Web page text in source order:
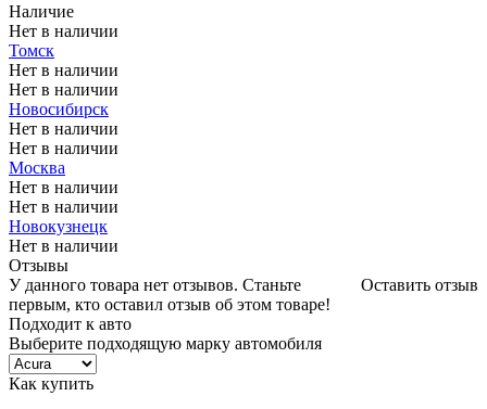
Наличие
Нет в наличии
Томск
Нет в наличии
Нет в наличии
Новосибирск
Нет в наличии
Нет в наличии
Москва
Нет в наличии
Нет в наличии
Новокузнецк
Нет в наличии
Отзывы
Оставить отзыв
У данного товара нет отзывов. Станьте
первым, кто оставил отзыв об этом товаре!
Подходит к авто
Выберите подходящую марку автомобиля
Как купить